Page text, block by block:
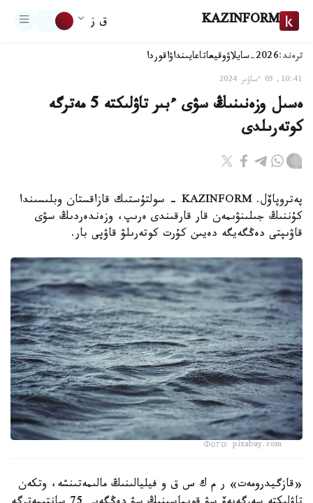
KAZINFORM ق ز
ترەند:2026-سايلاۋ وقيعاتاعايىنداۋاقوردا
10:41, 05 ءساۋىر 2024
ەسىل وزەنىنىڭ سۋى ءبىر تاۋلىكتە 5 مەترگە
كوتەرىلدى
پەتروپاۆل. KAZINFORM - سولتۇستىك قازاقستان وبلىسىندا
كۇننىڭ جىلىنۋىمەن قار قارقىندى ەرىپ، وزەندەردىڭ سۋى
قاۋىپتى دەڭگەيگە دەيىن كۇرت كوتەرىلۋ قاۋپى بار.
Фото: pixabay.com
«قازگيدرومەت» ر م ك س ق و فيليالىنىڭ مالىمەتىنشە، وتكەن